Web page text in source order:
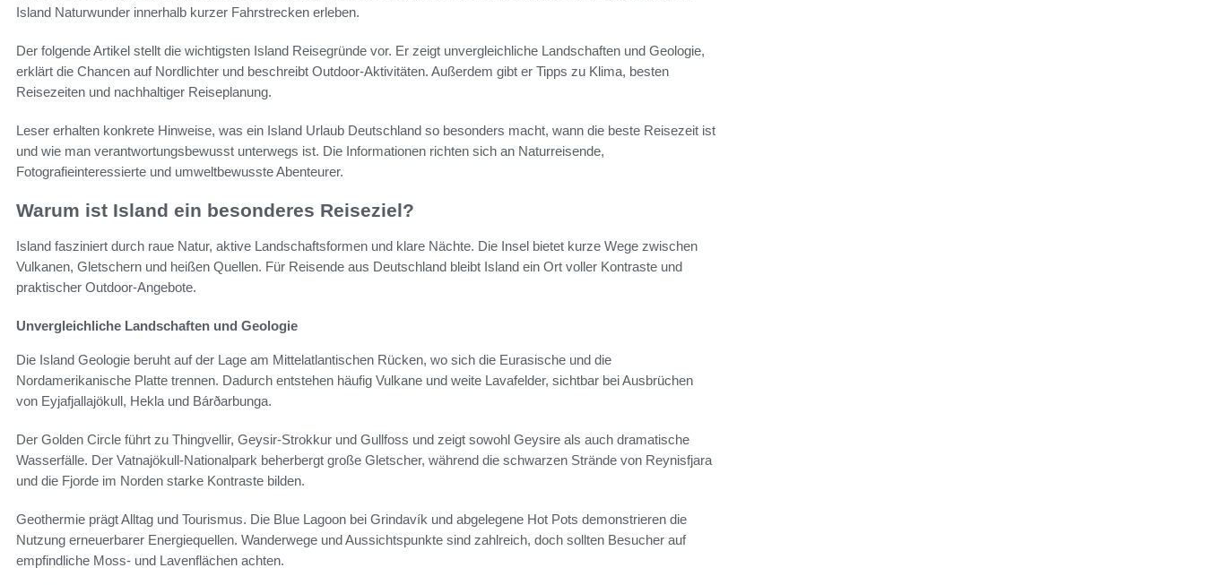
Island Naturwunder innerhalb kurzer Fahrstrecken erleben.
Der folgende Artikel stellt die wichtigsten Island Reisegründe vor. Er zeigt unvergleichliche Landschaften und Geologie,
erklärt die Chancen auf Nordlichter und beschreibt Outdoor-Aktivitäten. Außerdem gibt er Tipps zu Klima, besten
Reisezeiten und nachhaltiger Reiseplanung.
Leser erhalten konkrete Hinweise, was ein Island Urlaub Deutschland so besonders macht, wann die beste Reisezeit ist
und wie man verantwortungsbewusst unterwegs ist. Die Informationen richten sich an Naturreisende,
Fotografieinteressierte und umweltbewusste Abenteurer.
Warum ist Island ein besonderes Reiseziel?
Island fasziniert durch raue Natur, aktive Landschaftsformen und klare Nächte. Die Insel bietet kurze Wege zwischen
Vulkanen, Gletschern und heißen Quellen. Für Reisende aus Deutschland bleibt Island ein Ort voller Kontraste und
praktischer Outdoor-Angebote.
Unvergleichliche Landschaften und Geologie
Die Island Geologie beruht auf der Lage am Mittelatlantischen Rücken, wo sich die Eurasische und die
Nordamerikanische Platte trennen. Dadurch entstehen häufig Vulkane und weite Lavafelder, sichtbar bei Ausbrüchen
von Eyjafjallajökull, Hekla und Bárðarbunga.
Der Golden Circle führt zu Thingvellir, Geysir-Strokkur und Gullfoss und zeigt sowohl Geysire als auch dramatische
Wasserfälle. Der Vatnajökull-Nationalpark beherbergt große Gletscher, während die schwarzen Strände von Reynisfjara
und die Fjorde im Norden starke Kontraste bilden.
Geothermie prägt Alltag und Tourismus. Die Blue Lagoon bei Grindavík und abgelegene Hot Pots demonstrieren die
Nutzung erneuerbarer Energiequellen. Wanderwege und Aussichtspunkte sind zahlreich, doch sollten Besucher auf
empfindliche Moss- und Lavenflächen achten.